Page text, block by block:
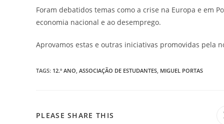
Foram debatidos temas como a crise na Europa e em
economia nacional e ao desemprego.
Aprovamos estas e outras iniciativas promovidas pela
TAGS: 12.º ANO, ASSOCIAÇÃO DE ESTUDANTES, MIGUEL PORTAS
PLEASE SHARE THIS